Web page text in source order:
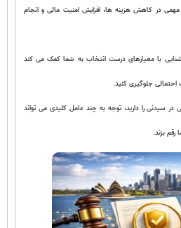
در کاهش هزینه ها، افزایش امنیت مالی و انجام
آشنایی با معیارهای درست انتخاب به شما کمک می کند
احتمالی جلوگیری کنید.
در سیدنی را دارید، توجه به چند عامل کلیدی می تواند
بزند.